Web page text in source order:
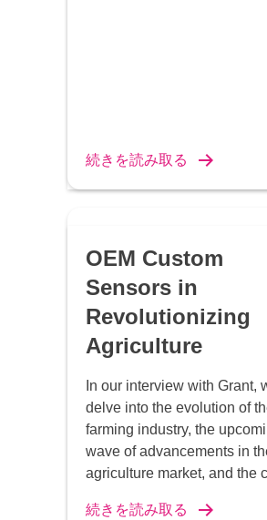
続きを読み取る
OEM Custom
Sensors in
Revolutionizing
Agriculture
In our interview with Grant,
delve into the evolution of
farming industry, the
wave of advancements in
agriculture market, and the
play in developing solutions
続きを読み取る